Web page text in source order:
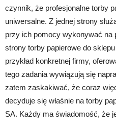
czynnik, że profesjonalne torby
uniwersalne. Z jednej strony
przy ich pomocy wykonywać na
strony torby papierowe do
przykład konkretnej firmy,
tego zadania wywiązują się
zatem zaskakiwać, że coraz
decyduje się właśnie na torby
SA. Każdy ma świadomość, że